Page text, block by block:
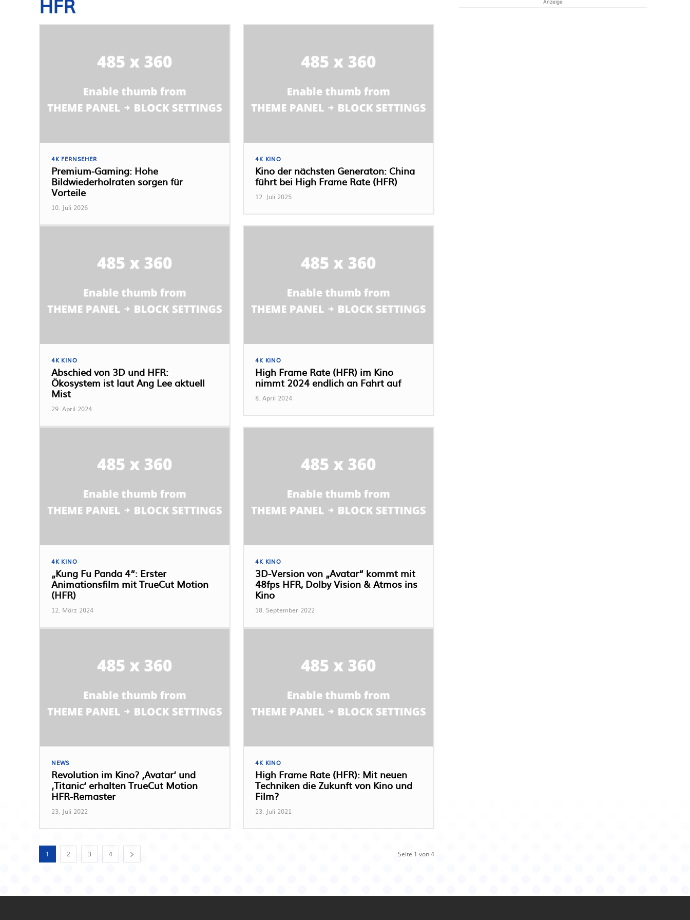
4K FERNSEHER
Premium-Gaming: Hohe
Bildwiederholraten sorgen für
Vorteile
10. Juli 2026
4K KINO
Kino der nächsten Generaton: China
führt bei High Frame Rate (HFR)
12. Juli 2025
4K KINO
Abschied von 3D und HFR:
Ökosystem ist laut Ang Lee aktuell
Mist
29. April 2024
4K KINO
High Frame Rate (HFR) im Kino
nimmt 2024 endlich an Fahrt auf
8. April 2024
4K KINO
„Kung Fu Panda 4“: Erster
Animationsfilm mit TrueCut Motion
(HFR)
12. März 2024
4K KINO
3D-Version von „Avatar“ kommt mit
48fps HFR, Dolby Vision & Atmos ins
Kino
18. September 2022
NEWS
Revolution im Kino? ‚Avatar‘ und
‚Titanic‘ erhalten TrueCut Motion
HFR-Remaster
23. Juli 2022
4K KINO
High Frame Rate (HFR): Mit neuen
Techniken die Zukunft von Kino und
Film?
23. Juli 2021
1 2 3 4 Seite 1 von 4
Anzeige